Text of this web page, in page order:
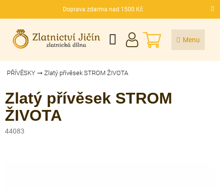
Doprava zdarma nad 1500 Kč
CZK
NÁKUPNÍ
KOŠÍK
PŘÍVĚSKY Zlatý přívěsek STROM ŽIVOTA
Zlatý přívěsek STROM
ŽIVOTA
44083